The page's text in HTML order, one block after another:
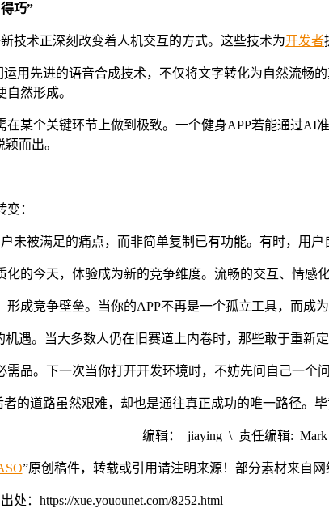
巧”
技术正深刻改变着人机交互的方式。这些技术为开发者
用先进的语音合成技术，不仅将文字转化为自然流
自然形成。
某个关键环节上做到极致。一个健身APP若能通过
而出。
变：
未被满足的痛点，而非简单复制已有功能。有时，用
化的今天，体验成为新的竞争维度。流畅的交互、情感
形成竞争壁垒。当你的APP不再是一个孤立工具，而成
遇。当大多数人仍在旧赛道上内卷时，那些敢于重新
品。下一次当你打开开发环境时，不妨先问自己一个
的道路虽然艰难，却也是通往真正成功的唯一路径。
编辑： jiaying \ 责任编辑:
”原创稿件，转载或引用请注明来源！部分素材来自
：https://xue.youounet.com/8252.html